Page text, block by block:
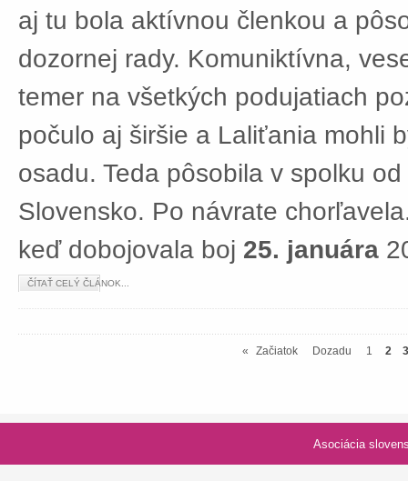
aj tu bola aktívnou členkou a
dozornej rady. Komuniktívna,
temer na všetkých podujatiach
počulo aj širšie a Laliťania mohli
osadu. Teda pôsobila v spolku
Slovensko. Po návrate
keď dobojovala boj 25. januára
ČÍTAŤ CELÝ ČLÁNOK...
« Začiatok Dozadu 1 2 3
Asociácia slovenských